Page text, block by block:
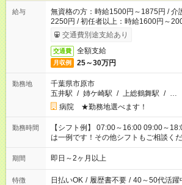
給与
無資格の方：時給1500円～1875円 / 介
2250円 / 初任者以上：時給1600円～
交通費別途支給あり
交通費 全額支給
月収例 25～30万円
勤務地
千葉県市原市
五井駅 / 姉ケ崎駅 / 上総鶴舞駅 / …
病院 ★勤務地選べます！
勤務時間
【シフト例】 07:00～16:00 09:00～18:00
は一例です！その他シフトもご相談くだ
期間 即日～2ヶ月以上
特徴 日払いOK / 履歴書不要 / 40～50代活躍